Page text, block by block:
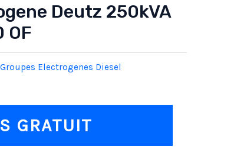
Deutz 250kVA
OF
Groupes Electrogenes Diesel
GRATUIT